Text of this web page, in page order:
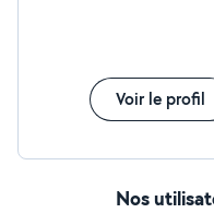
Voir le profil
Nos